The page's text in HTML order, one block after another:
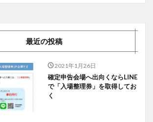
最近の投稿
2021年1月26日
確定申告会場へ出向くならLINE
で「入場整理券」を取得してお
く